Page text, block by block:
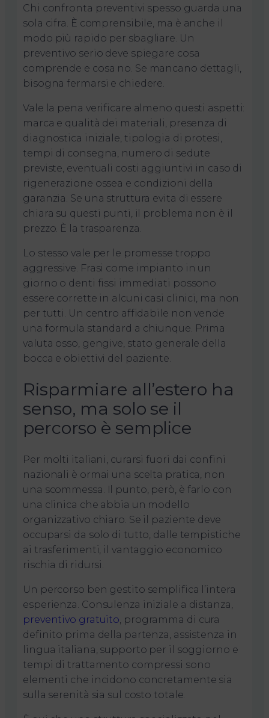
Chi confronta preventivi spesso guarda una
sola cifra. È comprensibile, ma è anche il
modo più rapido per sbagliare. Un
preventivo serio deve spiegare cosa
comprende e cosa no. Se mancano dettagli,
bisogna fermarsi e chiedere.
Vale la pena verificare almeno questi aspetti:
marca e qualità dei materiali, presenza di
diagnostica iniziale, tipologia di protesi,
tempi di consegna, numero di sedute
previste, eventuali costi aggiuntivi in caso di
rigenerazione ossea e condizioni della
garanzia. Se una struttura evita di essere
chiara su questi punti, il problema non è il
prezzo. È la trasparenza.
Lo stesso vale per le promesse troppo
aggressive. Frasi come impianto in un
giorno o denti fissi immediati possono
essere corrette in alcuni casi clinici, ma non
per tutti. Un centro affidabile non vende
una formula standard a chiunque. Prima
valuta osso, gengive, stato generale della
bocca e obiettivi del paziente.
Risparmiare all’estero ha
senso, ma solo se il
percorso è semplice
Per molti italiani, curarsi fuori dai confini
nazionali è ormai una scelta pratica, non
una scommessa. Il punto, però, è farlo con
una clinica che abbia un modello
organizzativo chiaro. Se il paziente deve
occuparsi da solo di tutto, dalle tempistiche
ai trasferimenti, il vantaggio economico
rischia di ridursi.
Un percorso ben gestito semplifica l’intera
esperienza. Consulenza iniziale a distanza,
preventivo gratuito, programma di cura
definito prima della partenza, assistenza in
lingua italiana, supporto per il soggiorno e
tempi di trattamento compressi sono
elementi che incidono concretamente sia
sulla serenità sia sul costo totale.